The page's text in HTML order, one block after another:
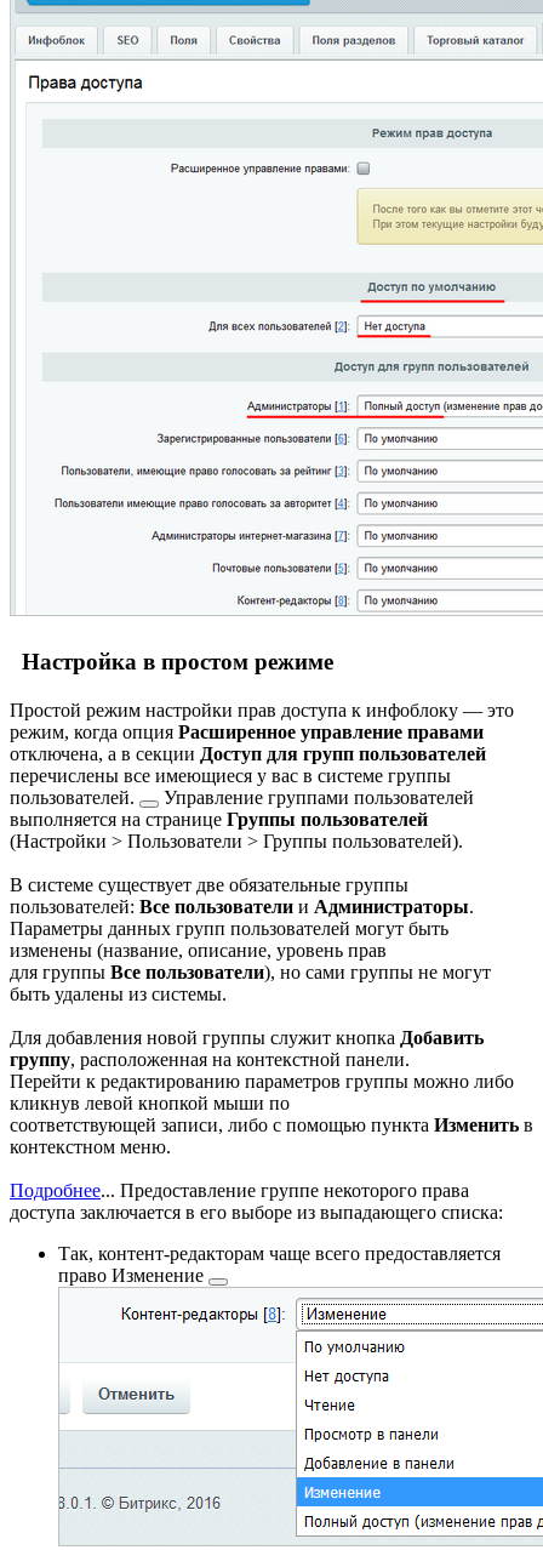
Настройка в простом режиме
Простой режим настройки прав доступа к инфоблоку — это
режим, когда опция Расширенное управление правами
отключена, а в секции Доступ для групп пользователей
перечислены все имеющиеся у вас в системе группы
пользователей.
Управление группами пользователей
выполняется на странице Группы пользователей
(Настройки > Пользователи > Группы пользователей).
В системе существует две обязательные группы
пользователей: Все пользователи и Администраторы.
Параметры данных групп пользователей могут быть
изменены (название, описание, уровень прав
для группы Все пользователи), но сами группы не могут
быть удалены из системы.
Для добавления новой группы служит кнопка Добавить
группу, расположенная на контекстной панели.
Перейти к редактированию параметров группы можно либо
кликнув левой кнопкой мыши по
соответствующей записи, либо с помощью пункта Изменить в
контекстном меню.
Подробнее... Предоставление группе некоторого права
доступа заключается в его выборе из выпадающего списка:
Так, контент-редакторам чаще всего предоставляется
право Изменение